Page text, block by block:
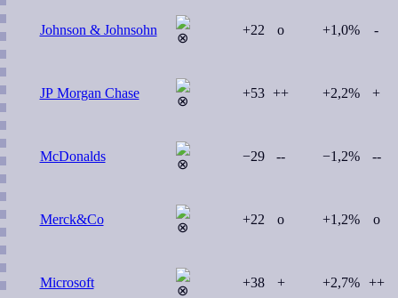
Johnson & Johnsohn +22 o +1,0% -
JP Morgan Chase +53 ++ +2,2% +
McDonalds −29 -- −1,2% --
Merck&Co +22 o +1,2% o
Microsoft +38 + +2,7% ++